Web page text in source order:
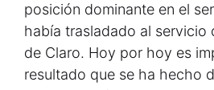
posición dominante en el
había trasladado al
de Claro. Hoy por hoy es
resultado que se ha hecho